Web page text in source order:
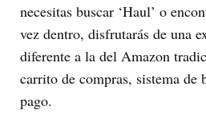
necesitas buscar ‘Haul’ o
vez dentro, disfrutarás de una
diferente a la del Amazon
carrito de compras, sistema de
pago.